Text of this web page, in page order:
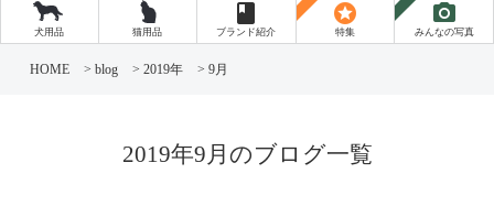
犬用品 猫用品
book
ブランド紹介
stars
特集
photo_camera
みんなの写真
HOME > blog > 2019年 > 9月
2019年9月のブログ一覧